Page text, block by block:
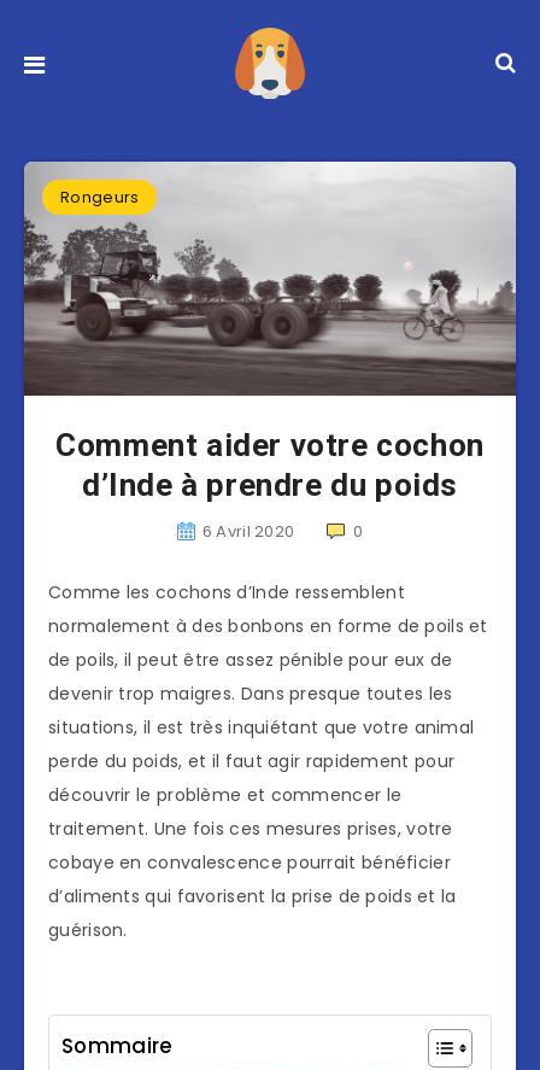
Rongeurs
Comment aider votre cochon
d’Inde à prendre du poids
6 Avril 2020 0
Comme les cochons d’Inde ressemblent
normalement à des bonbons en forme de poils et
de poils, il peut être assez pénible pour eux de
devenir trop maigres. Dans presque toutes les
situations, il est très inquiétant que votre animal
perde du poids, et il faut agir rapidement pour
découvrir le problème et commencer le
traitement. Une fois ces mesures prises, votre
cobaye en convalescence pourrait bénéficier
d’aliments qui favorisent la prise de poids et la
guérison.
Sommaire